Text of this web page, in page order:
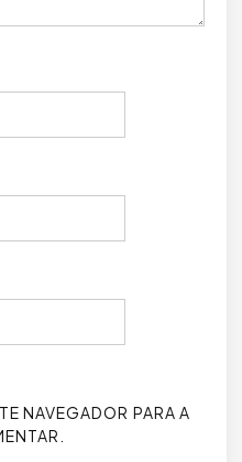
NAVEGADOR PARA A